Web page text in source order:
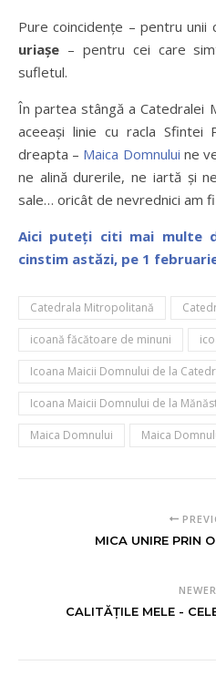
Pure coincidențe – pentru unii
uriașe – pentru cei care
sufletul.
În partea stângă a Catedralei
aceeași linie cu racla Sfintei
dreapta – Maica Domnului ne
ne alină durerile, ne iartă și
sale… oricât de nevrednici am
Aici puteți citi mai multe
cinstim astăzi, pe 1
Catedrala Mitropolitană
icoană făcătoare de minuni
Icoana Maicii Domnului de la
Icoana Maicii Domnului de la
Maica Domnului Maica
MICA UNIRE PRIN
CALITĂȚILE MELE -